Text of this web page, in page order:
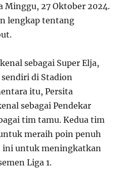
Minggu, 27 Oktober 2024.
lengkap tentang
sebagai Super Elja,
di Stadion
itu, Persita
sebagai Pendekar
tim tamu. Kedua tim
meraih poin penuh
ini untuk meningkatkan
Liga 1.